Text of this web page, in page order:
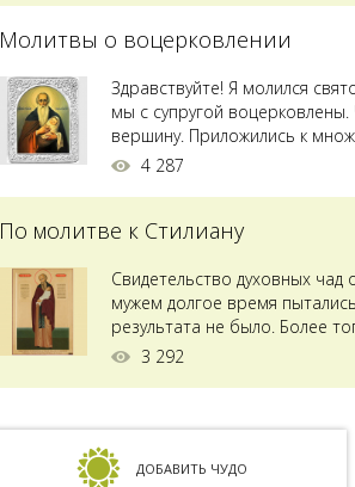
Молитвы о воцерковлении
Здравствуйте! Я молился
мы с супругой
вершину. Приложились к
4 287
По молитве к Стилиану
Свидетельство духовных
мужем долгое время
результата не было. Более
ставили...
3 292
ДОБАВИТЬ ЧУДО